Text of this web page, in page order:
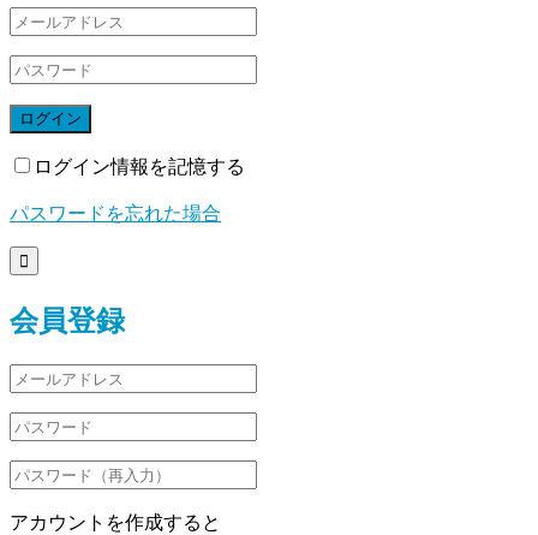
ログイン
ログイン情報を記憶する
パスワードを忘れた場合

会員登録
アカウントを作成すると